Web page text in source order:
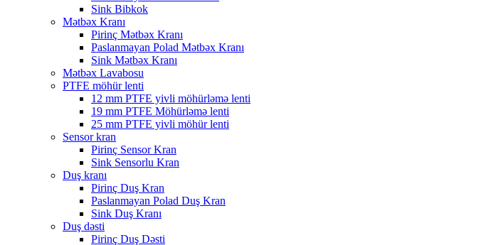
Sink Bibkok
Mətbəx Kranı
Pirinç Mətbəx Kranı
Paslanmayan Polad Mətbəx Kranı
Sink Mətbəx Kranı
Mətbəx Lavabosu
PTFE möhür lenti
12 mm PTFE yivli möhürləmə lenti
19 mm PTFE Möhürləmə lenti
25 mm PTFE yivli möhür lenti
Sensor kran
Pirinç Sensor Kran
Sink Sensorlu Kran
Duş kranı
Pirinç Duş Kran
Paslanmayan Polad Duş Kran
Sink Duş Kranı
Duş dəsti
Pirinç Duş Dəsti